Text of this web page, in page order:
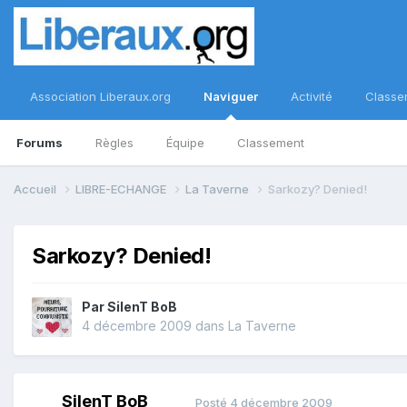
Association Liberaux.org Naviguer
Forums Règles Équipe Classement
Activité
Accueil LIBRE-ECHANGE La Taverne Sarkozy? Denied!
Sarkozy? Denied!
ParSilenT BoB
4 décembre 2009 dans La Taverne
SilenT BoB Posté 4 décembre 2009